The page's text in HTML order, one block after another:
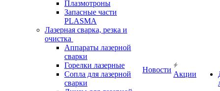
Плазмотроны
Запасные части
PLASMA
Лазерная сварка, резка и
очистка
Аппараты лазерной
сварки
Горелки лазерные
Сопла для лазерной
сварки
Новости
Акции